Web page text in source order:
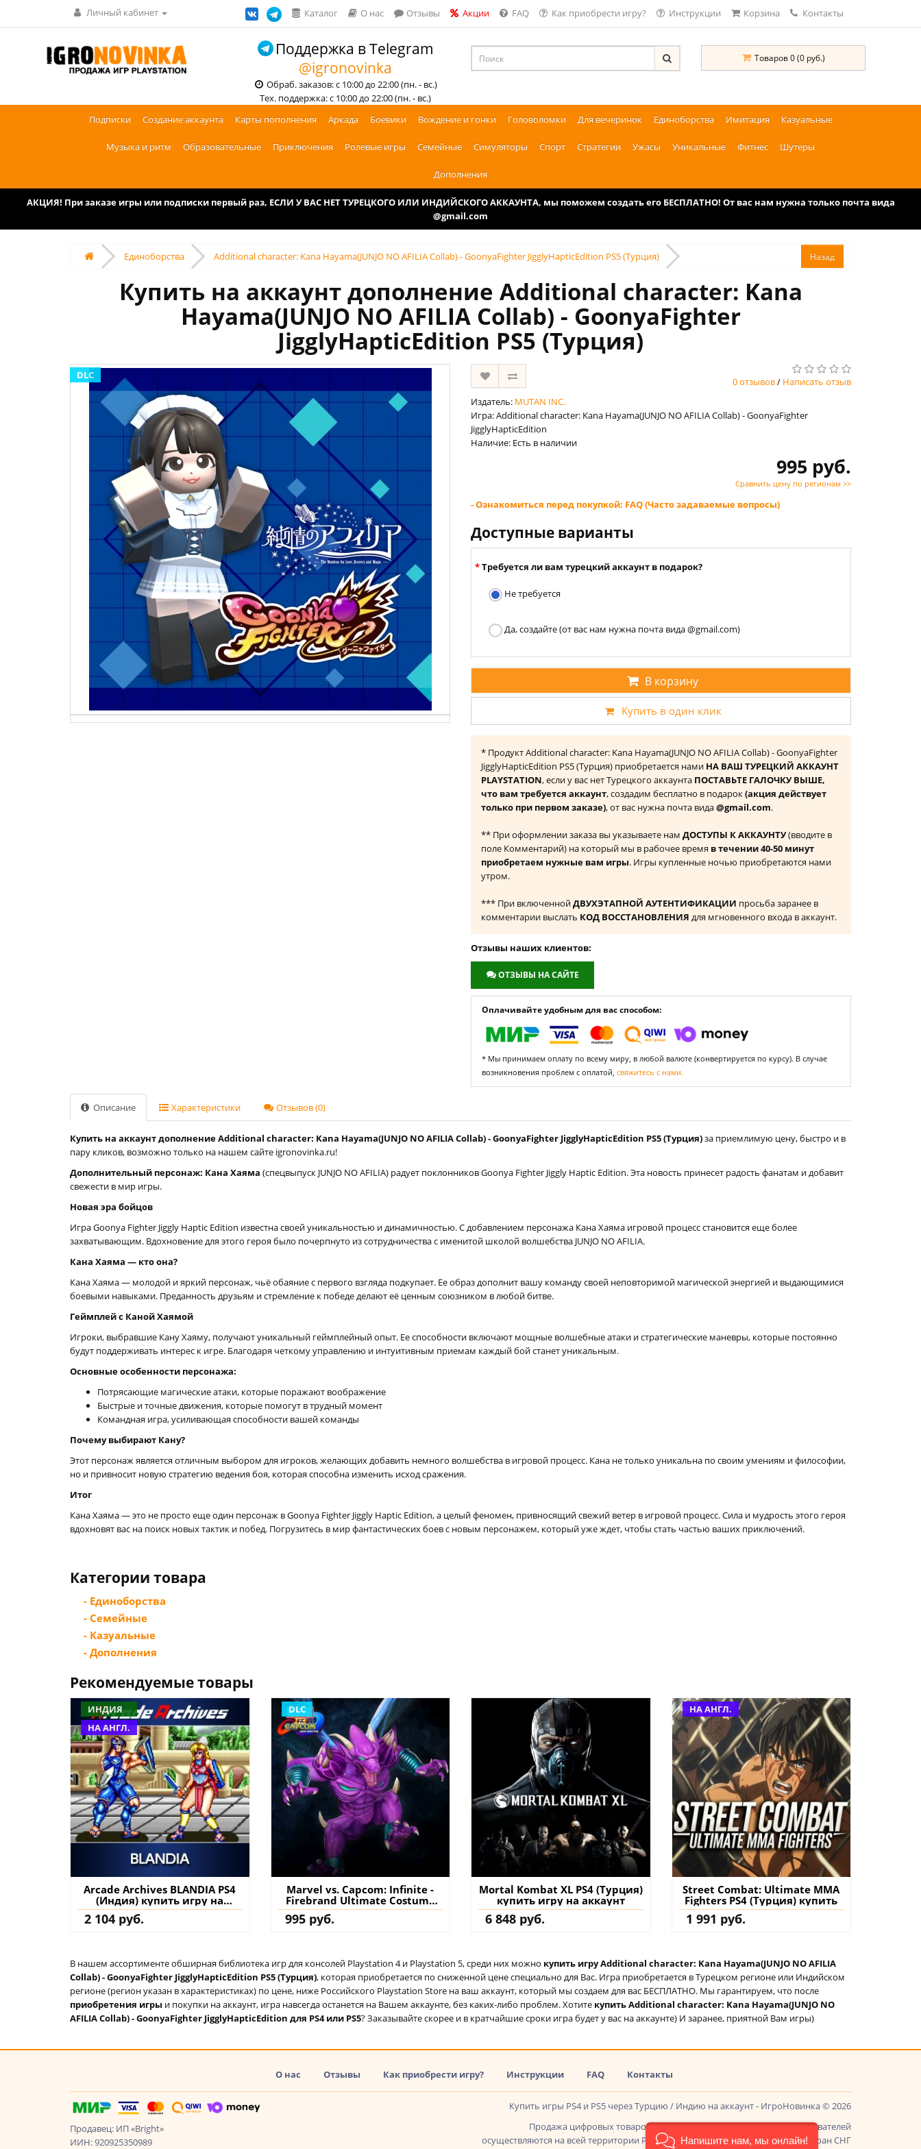
Личный кабинет Каталог О нас Отзывы Акции FAQ Как приобрести игру? Инструкции Корзина Контакты
Поддержка в Telegram
@igronovinka
Обраб. заказов: с 10:00 до 22:00 (пн. - вс.)
Тех. поддержка: с 10:00 до 22:00 (пн. - вс.)
Товаров 0 (0 руб.)
Подписки Создание аккаунта Карты пополнения Аркада Боевики Вождение и гонки Головоломки Для вечеринок Единоборства Имитация Казуальные
Музыка и ритм Образовательные Приключения Ролевые игры Семейные Симуляторы Спорт Стратегии Ужасы Уникальные Фитнес Шутеры
Дополнения
АКЦИЯ! При заказе игры или подписки первый раз, ЕСЛИ У ВАС НЕТ ТУРЕЦКОГО ИЛИ ИНДИЙСКОГО АККАУНТА, мы поможем создать его БЕСПЛАТНО! От вас нам нужна только почта вида
@gmail.com
Единоборства Additional character: Kana Hayama(JUNJO NO AFILIA Collab) - GoonyaFighter JigglyHapticEdition PS5 (Турция)
Купить на аккаунт дополнение Additional character: Kana
Hayama(JUNJO NO AFILIA Collab) - GoonyaFighter
JigglyHapticEdition PS5 (Турция)
DLC
0 отзывов/ Написать отзыв
Издатель: MUTAN INC.
Игра: Additional character: Kana Hayama(JUNJO NO AFILIA Collab) - GoonyaFighter
JigglyHapticEdition
Наличие: Есть в наличии
995 руб.
Сравнить цену по регионам >>
- Ознакомиться перед покупкой: FAQ (Часто задаваемые вопросы)
Доступные варианты
Требуется ли вам турецкий аккаунт в подарок?
Не требуется
Да, создайте (от вас нам нужна почта вида @gmail.com)
В корзину
Купить в один клик
* Продукт Additional character: Kana Hayama(JUNJO NO AFILIA Collab) - GoonyaFighter
JigglyHapticEdition PS5 (Турция) приобретается нами НА ВАШ ТУРЕЦКИЙ АККАУНТ
PLAYSTATION, если у вас нет Турецкого аккаунта ПОСТАВЬТЕ ГАЛОЧКУ ВЫШЕ,
что вам требуется аккаунт, создадим бесплатно в подарок(акция действует
только при первом заказе), от вас нужна почта вида@gmail.com.
** При оформлении заказа вы указываете нам ДОСТУПЫ К АККАУНТУ(вводите в
поле Комментарий) на который мы в рабочее время в течении 40-50 минут
приобретаем нужные вам игры. Игры купленные ночью приобретаются нами
утром.
*** При включеннойДВУХЭТАПНОЙ АУТЕНТИФИКАЦИИ просьба заранее в
комментарии выслать КОД ВОССТАНОВЛЕНИЯ для мгновенного входа в аккаунт.
Отзывы наших клиентов:
ОТЗЫВЫ НА САЙТЕ
Оплачивайте удобным для вас способом:
* Мы принимаем оплату по всему миру, в любой валюте (конвертируется по курсу). В случае
возникновения проблем с оплатой, свяжитесь с нами.
Описание Характеристики Отзывов (0)
Купить на аккаунт дополнение Additional character: Kana Hayama(JUNJO NO AFILIA Collab) - GoonyaFighter JigglyHapticEdition PS5 (Турция)за приемлимую цену, быстро и в
пару кликов, возможно только на нашем сайте igronovinka.ru!
Дополнительный персонаж: Кана Хаяма (спецвыпуск JUNJO NO AFILIA) радует поклонников Goonya Fighter Jiggly Haptic Edition. Эта новость принесет радость фанатам и добавит
свежести в мир игры.
Новая эра бойцов
Игра Goonya Fighter Jiggly Haptic Edition известна своей уникальностью и динамичностью. С добавлением персонажа Кана Хаяма игровой процесс становится еще более
захватывающим. Вдохновение для этого героя было почерпнуто из сотрудничества с именитой школой волшебства JUNJO NO AFILIA.
Кана Хаяма — кто она?
Кана Хаяма — молодой и яркий персонаж, чьё обаяние с первого взгляда подкупает. Ее образ дополнит вашу команду своей неповторимой магической энергией и выдающимися
боевыми навыками. Преданность друзьям и стремление к победе делают её ценным союзником в любой битве.
Геймплей с Каной Хаямой
Игроки, выбравшие Кану Хаяму, получают уникальный геймплейный опыт. Ее способности включают мощные волшебные атаки и стратегические маневры, которые постоянно
будут поддерживать интерес к игре. Благодаря четкому управлению и интуитивным приемам каждый бой станет уникальным.
Основные особенности персонажа:
Потрясающие магические атаки, которые поражают воображение
Быстрые и точные движения, которые помогут в трудный момент
Командная игра, усиливающая способности вашей команды
Почему выбирают Кану?
Этот персонаж является отличным выбором для игроков, желающих добавить немного волшебства в игровой процесс. Кана не только уникальна по своим умениям и философии,
но и привносит новую стратегию ведения боя, которая способна изменить исход сражения.
Итог
Кана Хаяма — это не просто еще один персонаж в Goonya Fighter Jiggly Haptic Edition, а целый феномен, привносящий свежий ветер в игровой процесс. Сила и мудрость этого героя
вдохновят вас на поиск новых тактик и побед. Погрузитесь в мир фантастических боев с новым персонажем, который уже ждет, чтобы стать частью ваших приключений.
Категории товара
- Единоборства
- Семейные
- Казуальные
- Дополнения
Рекомендуемые товары
ИНДИЯ
НА АНГЛ.
Arcade Archives BLANDIA PS4
(Индия) купить игру на
аккаунт
2 104 руб.
DLC
Marvel vs. Capcom: Infinite -
Firebrand Ultimate Costume
PS4 (Турция) купить
дополнение на аккаунт
995 руб.
Mortal Kombat XL PS4 (Турция)
купить игру на аккаунт
6 848 руб.
НА АНГЛ.
Street Combat: Ultimate MMA
Fighters PS4 (Турция) купить
1 991 руб.
В нашем ассортименте обширная библиотека игр для консолей Playstation 4 и Playstation 5, среди них можно купить игру Additional character: Kana Hayama(JUNJO NO AFILIA
Collab) - GoonyaFighter JigglyHapticEdition PS5 (Турция), которая приобретается по сниженной цене специально для Вас. Игра приобретается в Турецком регионе или Индийском
регионе (регион указан в характеристиках) по цене, ниже Российского Playstation Store на ваш аккаунт, который мы создаем для вас БЕСПЛАТНО. Мы гарантируем, что после
приобретения игры и покупки на аккаунт, игра навсегда останется на Вашем аккаунте, без каких-либо проблем. Хотите купить Additional character: Kana Hayama(JUNJO NO
AFILIA Collab) - GoonyaFighter JigglyHapticEdition для PS4 или PS5? Заказывайте скорее и в кратчайшие сроки игра будет у вас на аккаунте) И заранее, приятной Вам игры)
О нас Отзывы Как приобрести игру? Инструкции FAQ Контакты
Продавец: ИП «Bright»
ИИН: 920925350989
Купить игры PS4 и PS5 через Турцию / Индию на аккаунт - ИгроНовинка © 2026
Продажа цифровых товаров, доставка ключей и поддержка пользователей
осуществляются на всей территории России, Казахстана, Беларуси и других стран СНГ
Напишите нам, мы онлайн!